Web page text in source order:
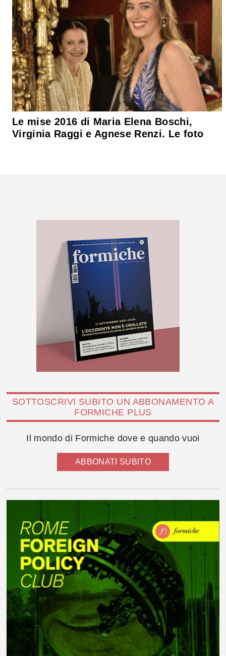
Le mise 2016 di Maria Elena Boschi,
Virginia Raggi e Agnese Renzi. Le foto
SOTTOSCRIVI SUBITO UN ABBONAMENTO A
FORMICHE PLUS
Il mondo di Formiche dove e quando vuoi
ABBONATI SUBITO